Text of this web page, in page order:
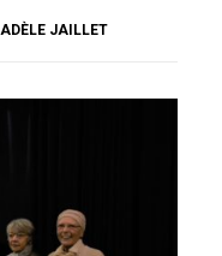
ADÈLE JAILLET